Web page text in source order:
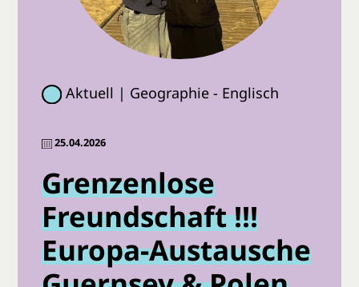
Aktuell | Geographie - Englisch
25.04.2026
Grenzenlose
Freundschaft !!!
Europa-Austausche